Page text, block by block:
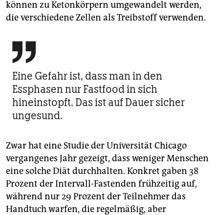
können zu Ketonkörpern umgewandelt werden,
die verschiedene Zellen als Treibstoff verwenden.

Eine Gefahr ist, dass man in den
Essphasen nur Fastfood in sich
hineinstopft. Das ist auf Dauer sicher
ungesund.
Zwar hat eine Studie der Universität Chicago
vergangenes Jahr gezeigt, dass weniger Menschen
eine solche Diät durchhalten. Konkret gaben 38
Prozent der Intervall-Fastenden frühzeitig auf,
während nur 29 Prozent der Teilnehmer das
Handtuch warfen, die regelmäßig, aber